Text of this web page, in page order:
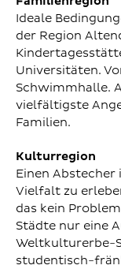
Ideale
der Region
Universitäten.
Schwimmhalle.
vielfältigste
Familien.
Kulturregion
Einen
Vielfalt zu
das kein
Städte nur eine
Weltkulturerbe-
studentisch-